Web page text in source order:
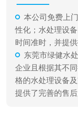
本公司免费上
性化；水处理设
时间准时，并提
东莞市绿健水
企业且根据其不
格的水处理设备
提供了完善的售